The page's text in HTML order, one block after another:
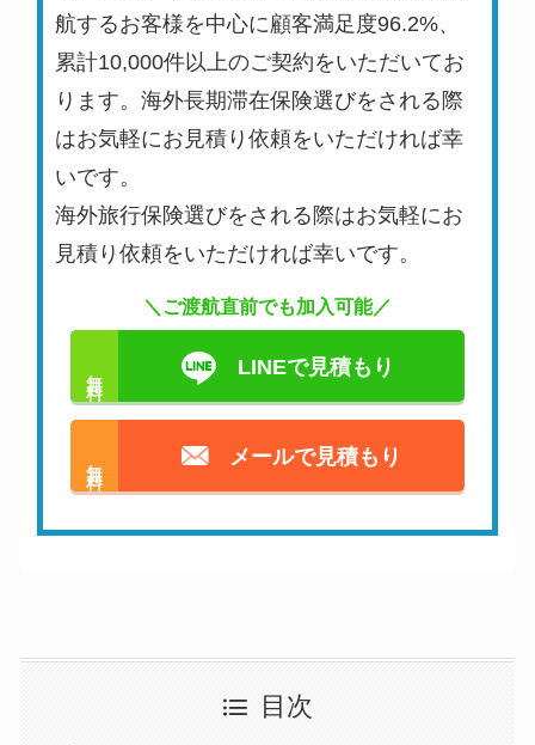
航するお客様を中心に顧客満足度96.2%、
累計10,000件以上のご契約をいただいてお
ります。海外長期滞在保険選びをされる際
はお気軽にお見積り依頼をいただければ幸
いです。
海外旅行保険選びをされる際はお気軽にお
見積り依頼をいただければ幸いです。
＼ご渡航直前でも加入可能／
LINEで見積もり
メールで見積もり
目次